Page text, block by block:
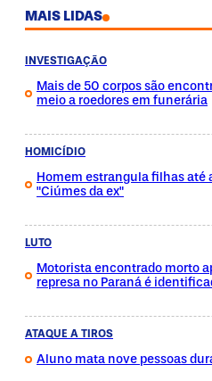
MAIS LIDAS
INVESTIGAÇÃO
Mais de 50 corpos são
meio a roedores em funerária
HOMICÍDIO
Homem estrangula filhas até
"Ciúmes da ex"
LUTO
Motorista encontrado morto
represa no Paraná é
ATAQUE A TIROS
Aluno mata nove pessoas